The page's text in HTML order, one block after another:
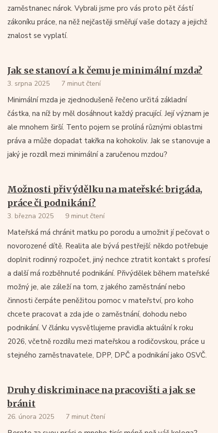
zaměstnanec nárok. Vybrali jsme pro vás proto pět částí
zákoníku práce, na něž nejčastěji směřují vaše dotazy a jejichž
znalost se vyplatí.
Jak se stanoví a k čemu je minimální mzda?
3. srpna 2025 7 minut čtení
Minimální mzda je zjednodušeně řečeno určitá základní
částka, na níž by měl dosáhnout každý pracující. Její význam je
ale mnohem širší. Tento pojem se prolíná různými oblastmi
práva a může dopadat takřka na kohokoliv. Jak se stanovuje a
jaký je rozdíl mezi minimální a zaručenou mzdou?
Možnosti přivýdělku na mateřské: brigáda,
práce či podnikání?
3. března 2025 9 minut čtení
Mateřská má chránit matku po porodu a umožnit jí pečovat o
novorozené dítě. Realita ale bývá pestřejší: někdo potřebuje
doplnit rodinný rozpočet, jiný nechce ztratit kontakt s profesí
a další má rozběhnuté podnikání. Přivýdělek během mateřské
možný je, ale záleží na tom, z jakého zaměstnání nebo
činnosti čerpáte peněžitou pomoc v mateřství, pro koho
chcete pracovat a zda jde o zaměstnání, dohodu nebo
podnikání. V článku vysvětlujeme pravidla aktuální k roku
2026, včetně rozdílu mezi mateřskou a rodičovskou, práce u
stejného zaměstnavatele, DPP, DPČ a podnikání jako OSVČ.
Druhy diskriminace na pracovišti a jak se
bránit
26. února 2025 7 minut čtení